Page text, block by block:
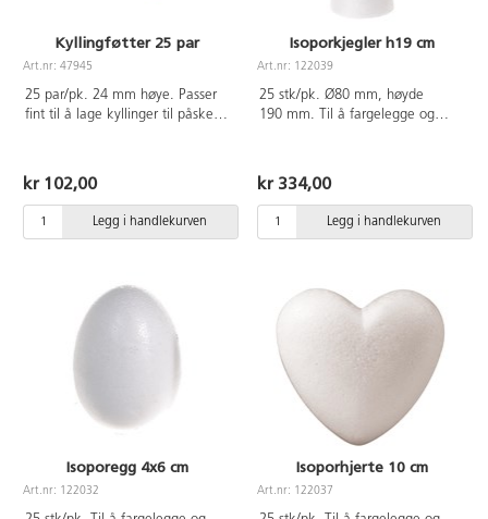
Kyllingføtter 25 par
Art.nr: 47945
25 par/pk. 24 mm høye. Passer
fint til å lage kyllinger til påske.
kr 102,00
Legg i handlekurven
Isoporkjegler h19 cm
Art.nr: 122039
25 stk/pk. Ø80 mm, høyde
190 mm. Til å fargelegge og
ulike figurer, trær mm. Av EPS.
kr 334,00
Legg i handlekurven
Isoporegg 4x6 cm
Art.nr: 122032
Isoporhjerte 10 cm
Art.nr: 122037